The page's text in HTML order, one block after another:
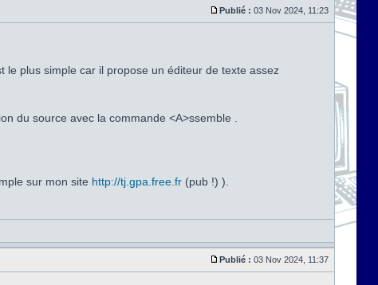
Publié : 03 Nov 2024, 11:23
le plus simple car il propose un éditeur de texte assez
du source avec la commande <A>ssemble .
sur mon site http://tj.gpa.free.fr (pub !) ).
Publié : 03 Nov 2024, 11:37